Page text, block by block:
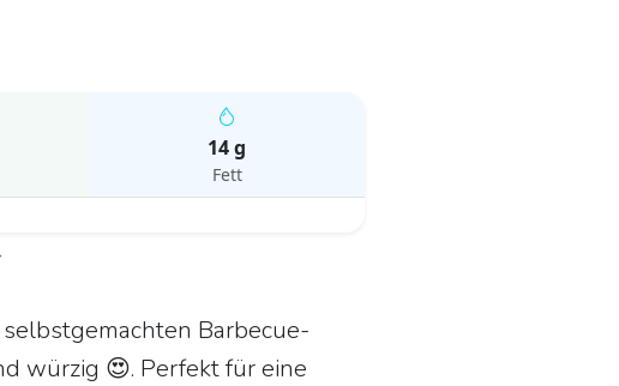
14 g
Fett
Barbecue-
würzig 😍. Perfekt für eine